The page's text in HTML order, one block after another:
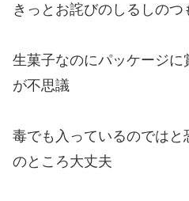
きっとお詫びのしるしのつ
生菓子なのにパッケージ
が不思議
毒でも入っているのでは
のところ大丈夫